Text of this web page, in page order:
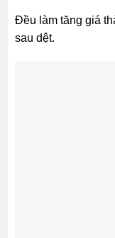
Đều làm tăng giá
sau dệt.